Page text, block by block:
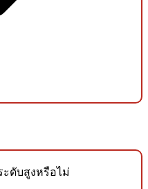
ะดับสูงหรือไม่